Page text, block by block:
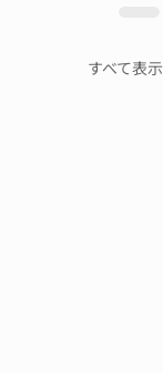
すべて表示